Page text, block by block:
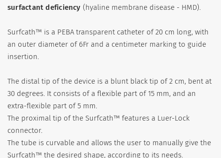
surfactant deficiency (hyaline membrane disease - HMD).
Surfcath™ is a PEBA transparent catheter of 20 cm long, with
an outer diameter of 6Fr and a centimeter marking to guide
insertion.
The distal tip of the device is a blunt black tip of 2 cm, bent at
30 degrees. It consists of a flexible part of 15 mm, and an
extra-flexible part of 5 mm.
The proximal tip of the Surfcath™ features a Luer-Lock
connector.
The tube is curvable and allows the user to manually give the
Surfcath™ the desired shape, according to its needs.